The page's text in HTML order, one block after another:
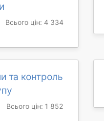
Всього цін: 4 334
та контроль
Всього цін: 1 852